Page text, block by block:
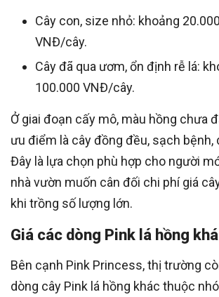
Cây con, size nhỏ: khoảng
VNĐ/cây.
Cây đã qua ươm, ổn định rễ lá:
100.000 VNĐ/cây.
Ở giai đoạn cấy mô, màu hồng chưa
ưu điểm là cây đồng đều, sạch bệnh,
Đây là lựa chọn phù hợp cho người
nhà vườn muốn cân đối chi phí giá
khi trồng số lượng lớn.
Giá các dòng Pink lá hồng
Bên cạnh Pink Princess, thị trường
dòng cây Pink lá hồng khác thuộc